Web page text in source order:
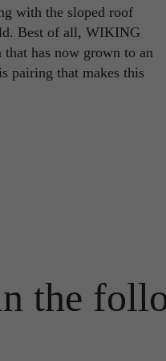
with the sloped roof
Best of all, WIKING
has now grown to an
pairing that makes this
the
mit, ob ein Besucher im Typo3-